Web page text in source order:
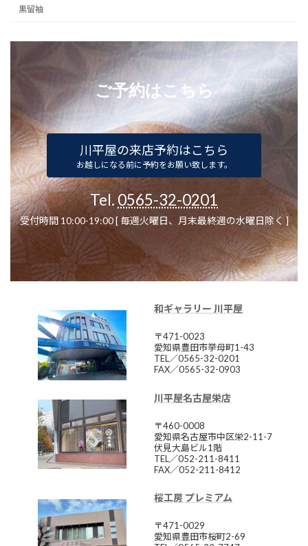
黒留袖
ご予約はこちら
川平屋の来店予約はこちら
お越しになる前に予約をお願い致します。
Tel. 0565-32-0201
受付時間 10:00-19:00 [ 毎週火曜日、月末最終週の水曜日除く ]
和ギャラリー 川平屋
〒471-0023
愛知県豊田市挙母町1-43
TEL／0565-32-0201
FAX／0565-32-0903
川平屋名古屋栄店
〒460-0008
愛知県名古屋市中区栄2-11-7
伏見大島ビル1階
TEL／052-211-8411
FAX／052-211-8412
桜工房 プレミアム
〒471-0029
愛知県豊田市桜町2-69